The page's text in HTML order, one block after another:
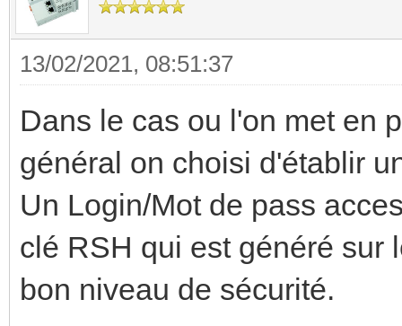
13/02/2021, 08:51:37
Dans le cas ou l'on met en
général on choisi d'établir
Un Login/Mot de pass
clé RSH qui est généré sur
bon niveau de sécurité.